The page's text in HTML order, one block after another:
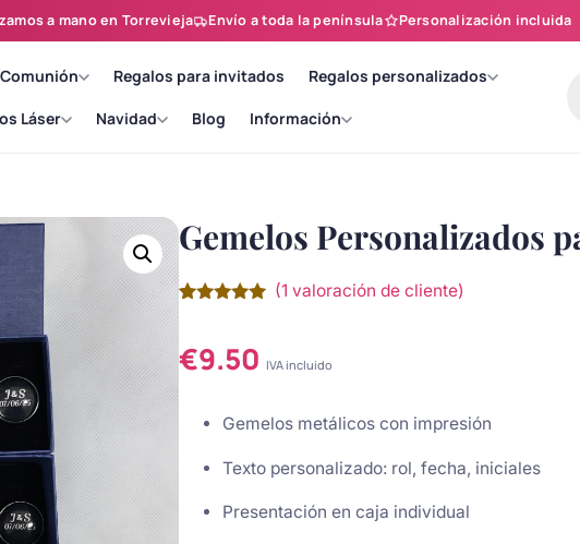
a mano en Torrevieja Envío a toda la península Personalización incluida
Regalos para invitados Regalos personalizados
Láser Navidad Blog Información
Gemelos Personalizados
5 en base
avaloración
(1 valoración de cliente)
€9.50 IVA incluido
Gemelos metálicos con impresión
Texto personalizado: rol, fecha, iniciales
Presentación en caja individual